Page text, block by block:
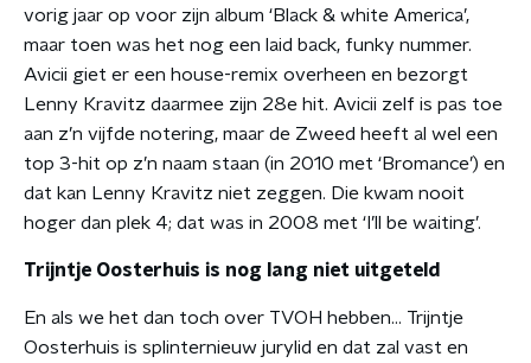
vorig jaar op voor zijn album ‘Black & white America’,
maar toen was het nog een laid back, funky nummer.
Avicii giet er een house-remix overheen en bezorgt
Lenny Kravitz daarmee zijn 28e hit. Avicii zelf is pas toe
aan z’n vijfde notering, maar de Zweed heeft al wel een
top 3-hit op z’n naam staan (in 2010 met ‘Bromance’) en
dat kan Lenny Kravitz niet zeggen. Die kwam nooit
hoger dan plek 4; dat was in 2008 met ‘I’ll be waiting’.
Trijntje Oosterhuis is nog lang niet uitgeteld
En als we het dan toch over TVOH hebben… Trijntje
Oosterhuis is splinternieuw jurylid en dat zal vast en